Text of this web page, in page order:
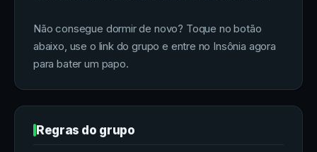
Não consegue dormir de novo? Toque no botão
abaixo, use o link do grupo e entre no Insônia agora
para bater um papo.
Regras do grupo